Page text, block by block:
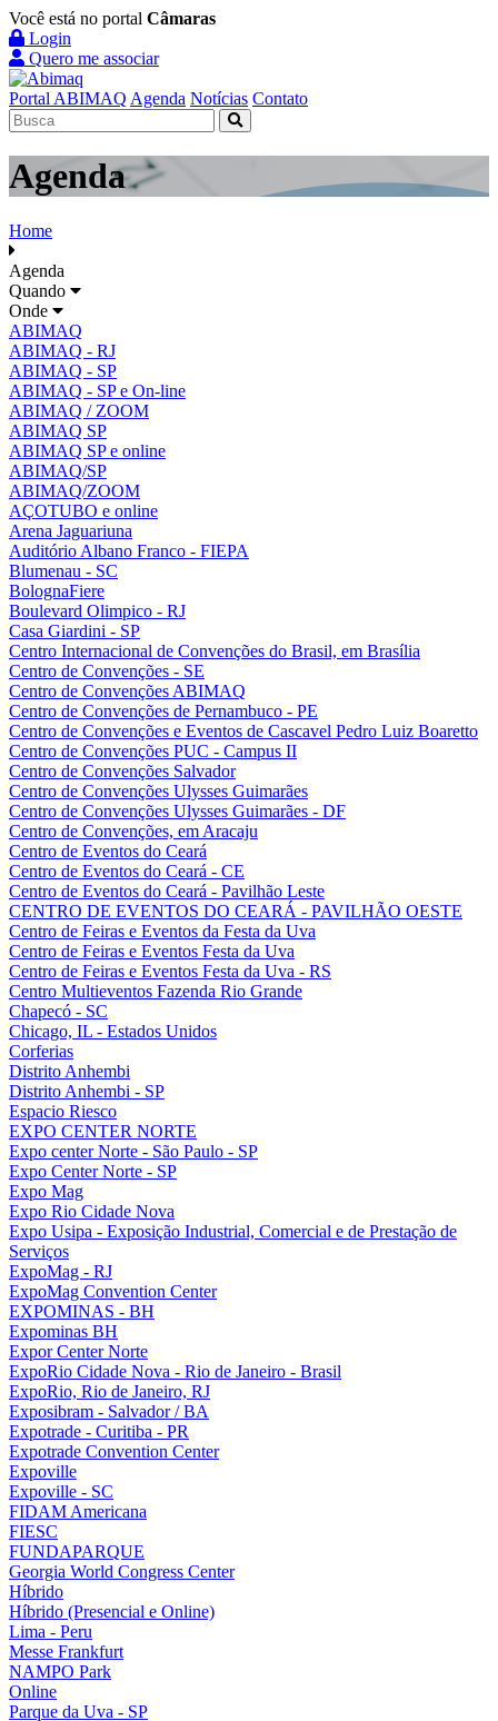
Você está no portal Câmaras
Login
Quero me associar
Portal ABIMAQ Agenda Notícias Contato
Agenda
Home
Agenda
Quando
Onde
ABIMAQ
ABIMAQ - RJ
ABIMAQ - SP
ABIMAQ - SP e On-line
ABIMAQ / ZOOM
ABIMAQ SP
ABIMAQ SP e online
ABIMAQ/SP
ABIMAQ/ZOOM
AÇOTUBO e online
Arena Jaguariuna
Auditório Albano Franco - FIEPA
Blumenau - SC
BolognaFiere
Boulevard Olimpico - RJ
Casa Giardini - SP
Centro Internacional de Convenções do Brasil, em Brasília
Centro de Convenções - SE
Centro de Convenções ABIMAQ
Centro de Convenções de Pernambuco - PE
Centro de Convenções e Eventos de Cascavel Pedro Luiz Boaretto
Centro de Convenções PUC - Campus II
Centro de Convenções Salvador
Centro de Convenções Ulysses Guimarães
Centro de Convenções Ulysses Guimarães - DF
Centro de Convenções, em Aracaju
Centro de Eventos do Ceará
Centro de Eventos do Ceará - CE
Centro de Eventos do Ceará - Pavilhão Leste
CENTRO DE EVENTOS DO CEARÁ - PAVILHÃO OESTE
Centro de Feiras e Eventos da Festa da Uva
Centro de Feiras e Eventos Festa da Uva
Centro de Feiras e Eventos Festa da Uva - RS
Centro Multieventos Fazenda Rio Grande
Chapecó - SC
Chicago, IL - Estados Unidos
Corferias
Distrito Anhembi
Distrito Anhembi - SP
Espacio Riesco
EXPO CENTER NORTE
Expo center Norte - São Paulo - SP
Expo Center Norte - SP
Expo Mag
Expo Rio Cidade Nova
Expo Usipa - Exposição Industrial, Comercial e de Prestação de
Serviços
ExpoMag - RJ
ExpoMag Convention Center
EXPOMINAS - BH
Expominas BH
Expor Center Norte
ExpoRio Cidade Nova - Rio de Janeiro - Brasil
ExpoRio, Rio de Janeiro, RJ
Exposibram - Salvador / BA
Expotrade - Curitiba - PR
Expotrade Convention Center
Expoville
Expoville - SC
FIDAM Americana
FIESC
FUNDAPARQUE
Georgia World Congress Center
Híbrido
Híbrido (Presencial e Online)
Lima - Peru
Messe Frankfurt
NAMPO Park
Online
Parque da Uva - SP